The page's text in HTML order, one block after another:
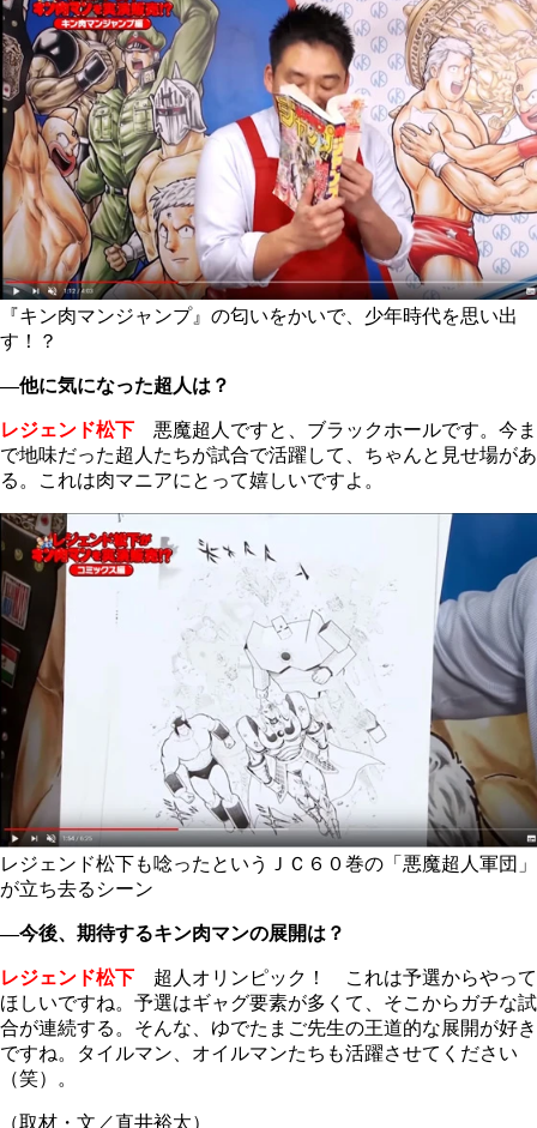
『キン肉マンジャンプ』の匂いをかいで、少年時代を思い出
す！？
―他に気になった超人は？
レジェンド松下 悪魔超人ですと、ブラックホールです。今ま
で地味だった超人たちが試合で活躍して、ちゃんと見せ場があ
る。これは肉マニアにとって嬉しいですよ。
レジェンド松下も唸ったというＪＣ６０巻の「悪魔超人軍団」
が立ち去るシーン
―今後、期待するキン肉マンの展開は？
レジェンド松下 超人オリンピック！ これは予選からやって
ほしいですね。予選はギャグ要素が多くて、そこからガチな試
合が連続する。そんな、ゆでたまご先生の王道的な展開が好き
ですね。タイルマン、オイルマンたちも活躍させてください
（笑）。
（取材・文／直井裕太）